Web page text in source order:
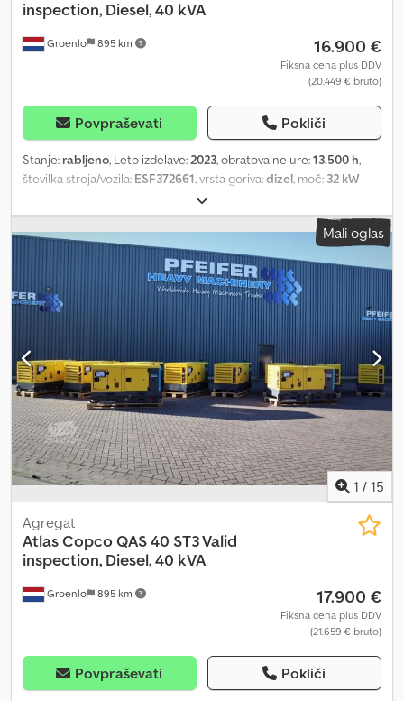
Groenlo 895 km
inspection, Diesel, 40 kVA
16.900 €
Fiksna cena plus DDV
(20.449 € bruto)
Povpraševati Pokliči
Stanje: rabljeno, Leto izdelave: 2023, obratovalne ure:13.500 h,
številka stroja/vozila: ESF372661 , vrsta goriva:dizel , moč: 32 kW
, proizvajalec motorjev:Kubota
Gradbeništvo Lastna teža: 1.039 kg Moč generatorja: 40 kVA
Csdpfxsyxkw Rj Angorf Dimenzije tovornega prostora: 245 x 110 x
148 cm Za več informacij kontaktirajte PFEIFER GROUP.
Mali oglas
1 / 15
Groenlo 895 km
Agregat
Atlas CopcoQAS 40 ST3 Valid
inspection, Diesel, 40 kVA
17.900 €
Fiksna cena plus DDV
(21.659 € bruto)
Povpraševati Pokliči